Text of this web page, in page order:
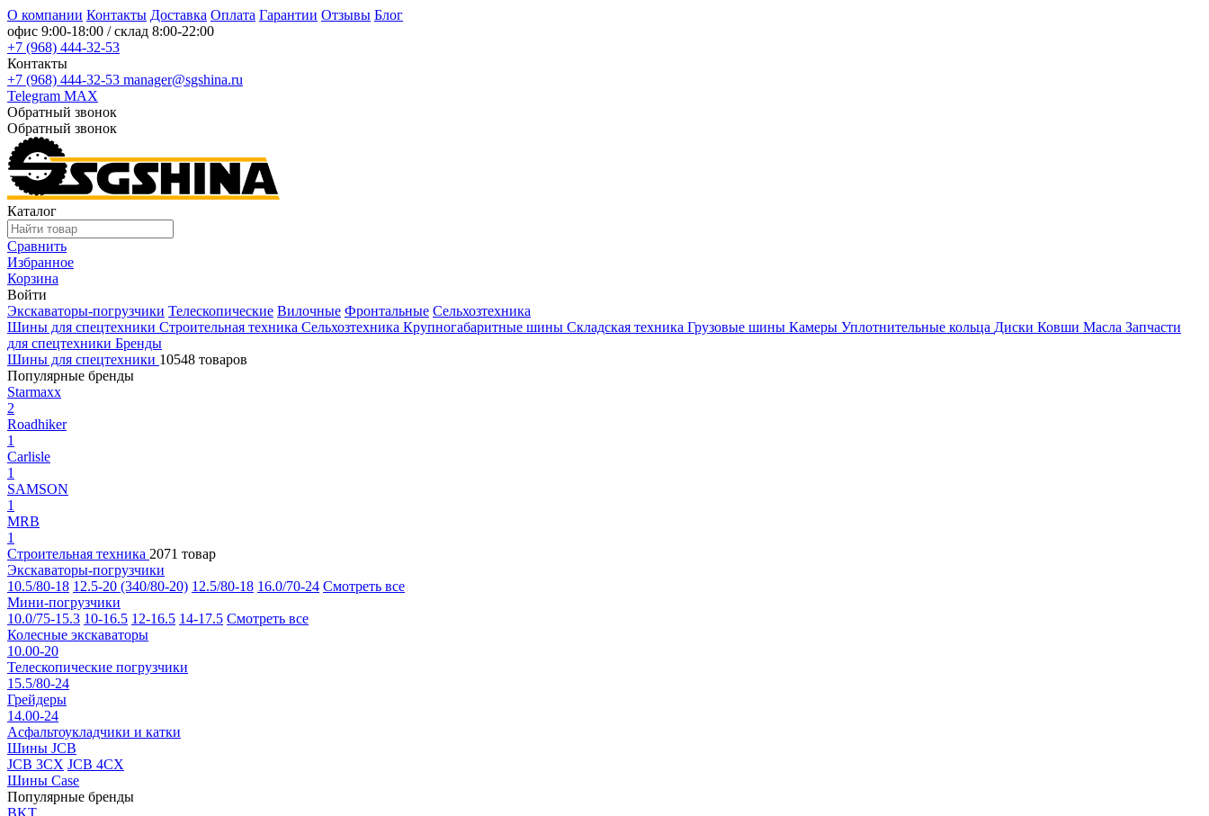
О компании Контакты Доставка Оплата Гарантии Отзывы Блог
офис 9:00-18:00 / склад 8:00-22:00
+7 (968) 444-32-53
Контакты
+7 (968) 444-32-53 manager@sgshina.ru
Telegram MAX
Обратный звонок
Обратный звонок
Каталог
Сравнить
Избранное
Корзина
Войти
Экскаваторы-погрузчики Телескопические Вилочные Фронтальные Сельхозтехника
Шины для спецтехники Строительная техника Сельхозтехника Крупногабаритные шины Складская техника Грузовые шины Камеры Уплотнительные кольца Диски Ковши Масла Запчасти
для спецтехники Бренды
Шины для спецтехники 10548 товаров
Популярные бренды
Starmaxx
2
Roadhiker
1
Carlisle
1
SAMSON
1
MRB
1
Строительная техника 2071 товар
Экскаваторы-погрузчики
10.5/80-18 12.5-20 (340/80-20) 12.5/80-18 16.0/70-24 Смотреть все
Мини-погрузчики
10.0/75-15.3 10-16.5 12-16.5 14-17.5 Смотреть все
Колесные экскаваторы
10.00-20
Телескопические погрузчики
15.5/80-24
Грейдеры
14.00-24
Асфальтоукладчики и катки
Шины JCB
JCB 3CX JCB 4CX
Шины Case
Популярные бренды
BKT